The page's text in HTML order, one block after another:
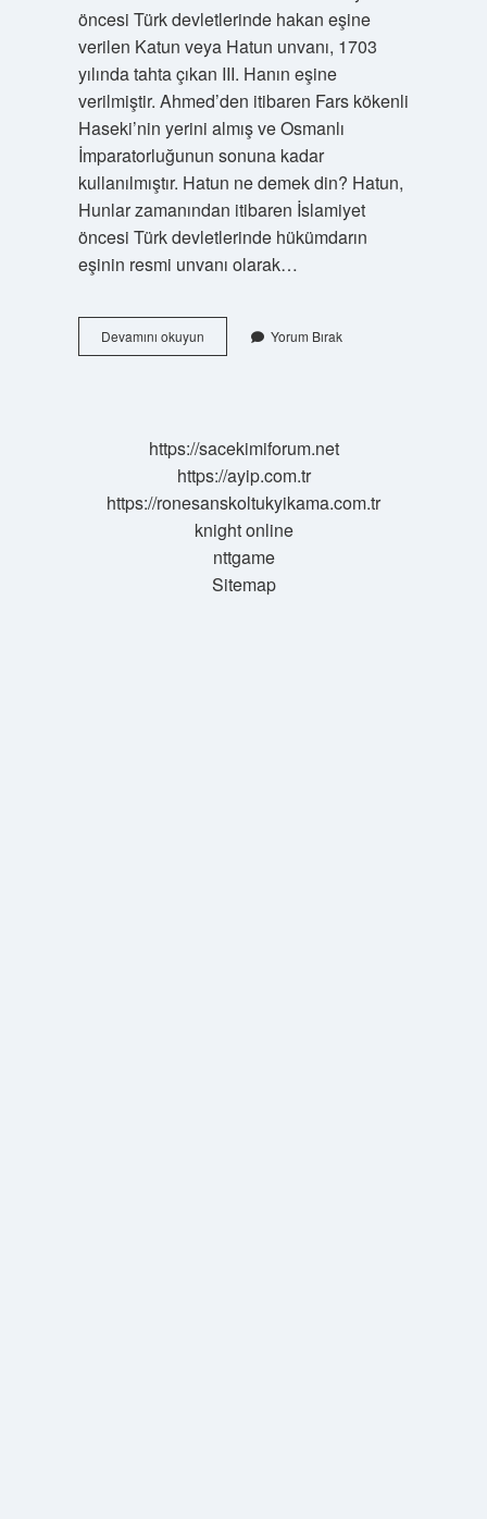
öncesi Türk devletlerinde hakan eşine
verilen Katun veya Hatun unvanı, 1703
yılında tahta çıkan III. Hanın eşine
verilmiştir. Ahmed’den itibaren Fars kökenli
Haseki’nin yerini almış ve Osmanlı
İmparatorluğunun sonuna kadar
kullanılmıştır. Hatun ne demek din? Hatun,
Hunlar zamanından itibaren İslamiyet
öncesi Türk devletlerinde hükümdarın
eşinin resmi unvanı olarak…
Devamını okuyunHatun
Kimdir
Yorum Bırak
https://sacekimiforum.net
https://ayip.com.tr
https://ronesanskoltukyikama.com.tr
knight online
nttgame
Sitemap